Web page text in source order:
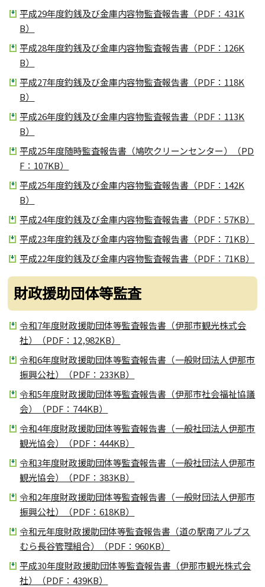
平成29年度釣銭及び金庫内容物監査報告書（PDF：431K
B）
平成28年度釣銭及び金庫内容物監査報告書（PDF：126K
B）
平成27年度釣銭及び金庫内容物監査報告書（PDF：118K
B）
平成26年度釣銭及び金庫内容物監査報告書（PDF：113K
B）
平成25年度随時監査報告書（鳩吹クリーンセンター）（PD
F：107KB）
平成25年度釣銭及び金庫内容物監査報告書（PDF：142K
B）
平成24年度釣銭及び金庫内容物監査報告書（PDF：57KB）
平成23年度釣銭及び金庫内容物監査報告書（PDF：71KB）
平成22年度釣銭及び金庫内容物監査報告書（PDF：71KB）
財政援助団体等監査
令和7年度財政援助団体等監査報告書（伊那市観光株式会
社）（PDF：12,982KB）
令和6年度財政援助団体等監査報告書（一般財団法人伊那市
振興公社）（PDF：233KB）
令和5年度財政援助団体等監査報告書（伊那市社会福祉協議
会）（PDF：744KB）
令和4年度財政援助団体等監査報告書（一般社団法人伊那市
観光協会）（PDF：444KB）
令和3年度財政援助団体等監査報告書（一般社団法人伊那市
観光協会）（PDF：383KB）
令和2年度財政援助団体等監査報告書（一般財団法人伊那市
振興公社）（PDF：618KB）
令和元年度財政援助団体等監査報告書（道の駅南アルプス
むら長谷管理組合）（PDF：960KB）
平成30年度財政援助団体等監査報告書（伊那市観光株式会
社）（PDF：439KB）